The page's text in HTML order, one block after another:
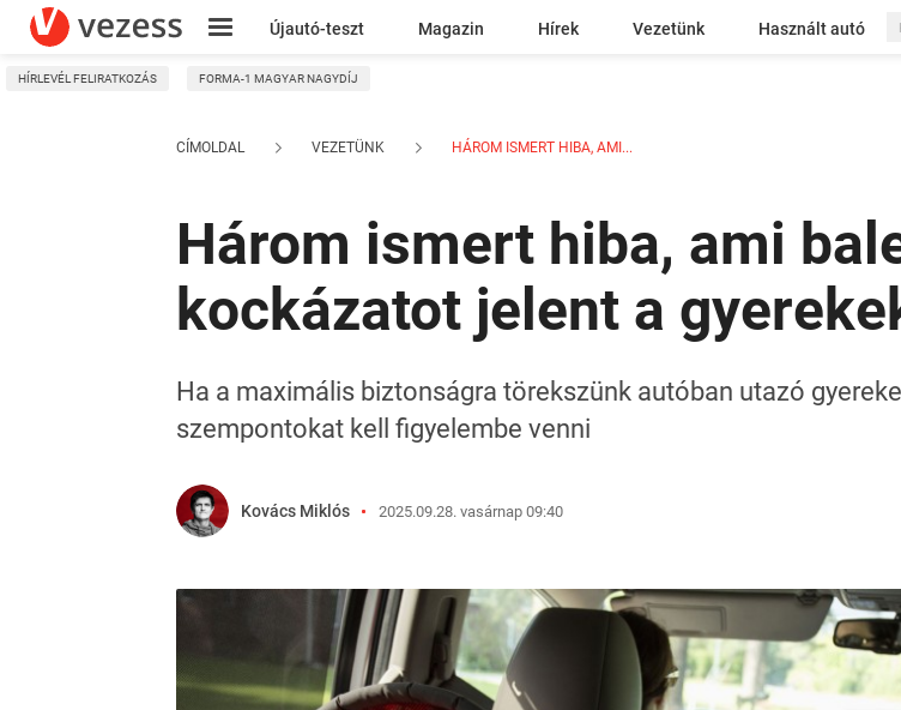
Újautó-teszt Magazin Hírek Vezetünk Használt autó
Kresz
HÍRLEVÉL FELIRATKOZÁS FORMA-1 MAGYAR NAGYDÍJ
CÍMOLDAL VEZETÜNK HÁROM ISMERT HIBA, AMI...
Három ismert hiba, ami
kockázatot jelent a
Ha a maximális biztonságra törekszünk autóban utazó
szempontokat kell figyelembe venni
Kovács Miklós 2025.09.28. vasárnap 09:40